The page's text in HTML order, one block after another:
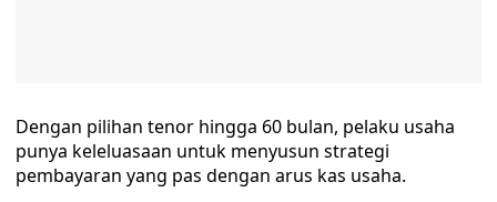
Dengan pilihan tenor hingga 60 bulan, pelaku usaha
punya keleluasaan untuk menyusun strategi
pembayaran yang pas dengan arus kas usaha.